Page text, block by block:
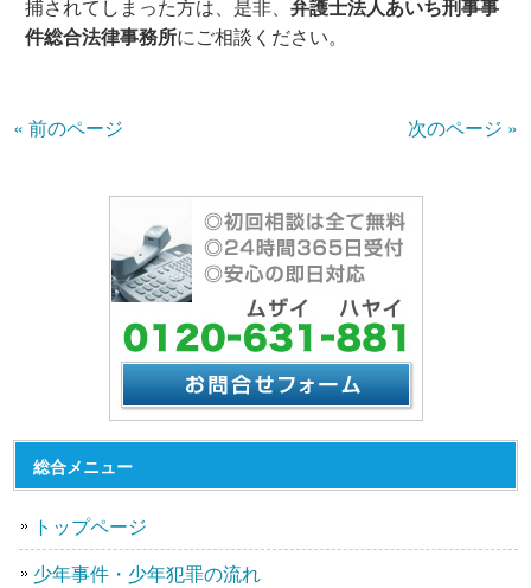
捕されてしまった方は、是非、弁護士法人あいち刑事事
件総合法律事務所にご相談ください。
« 前のページ 次のページ »
総合メニュー
トップページ
少年事件・少年犯罪の流れ